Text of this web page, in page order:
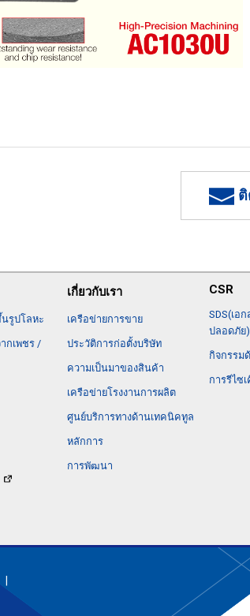
ติ
รูปโลหะ
กเพชร /
เกี่ยวกับเรา
เครือข่ายการขาย
ประวัติการก่อตั้งบริษัท
ความเป็นมาของสินค้า
เครือข่ายโรงงานการผลิต
ศูนย์บริการทางด้านเทคนิคทูล
หลักการ
การพัฒนา
CSR
SDS(เอ
ปลอดภัย)
กิจกรรม
การรีไซ